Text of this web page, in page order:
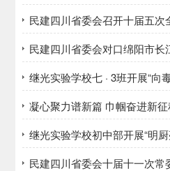
民建四川省委会召开十届五次